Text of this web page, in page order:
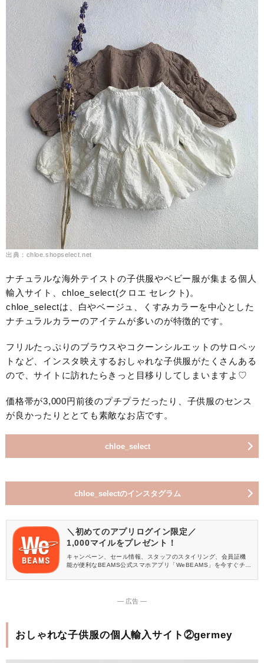
出典：chloe.shopselect.net
ナチュラルな海外テイストの子供服やベビー服が集まる個人
輸入サイト、chloe_select(クロエ セレクト)。
chloe_selectは、白やベージュ、くすみカラーを中心とした
ナチュラルカラーのアイテムが多いのが特徴的です。
フリルたっぷりのブラウスやコクーンシルエットのサロペッ
トなど、インスタ映えするおしゃれな子供服がたくさんある
ので、サイトに訪れたらきっと目移りしてしまいますよ♡
価格帯が3,000円前後のプチプラだったり、子供服のセンス
が良かったりととても素敵なお店です。
chloe_select
chloe_selectのインスタグラム
＼初めてのアプリログイン限定／
1,000マイルをプレゼント！
キャンペーン、セール情報、スタッフのスタイリング、会員証機
能が便利なBEAMS公式スマホアプリ「WeBEAMS」を今すぐチェ
― 広告 ―
おしゃれな子供服の個人輸入サイト②germey